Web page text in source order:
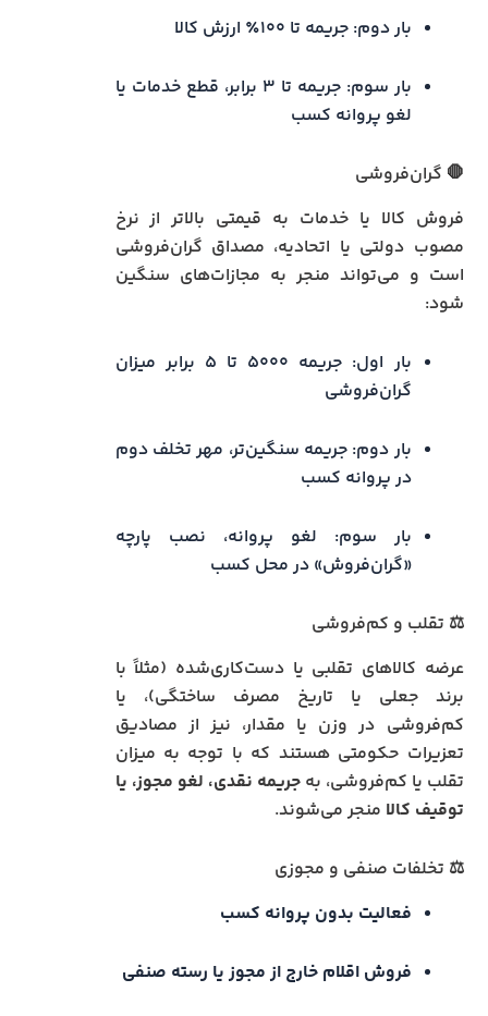
بار دوم: جریمه تا ۱۰۰٪ ارزش کالا
بار سوم: جریمه تا ۳ برابر، قطع خدمات یا
لغو پروانه کسب
🛑 گران‌فروشی
فروش کالا یا خدمات به قیمتی بالاتر از نرخ
مصوب دولتی یا اتحادیه، مصداق گران‌فروشی
است و می‌تواند منجر به مجازات‌های سنگین
شود:
بار اول: جریمه ۵۰۰۰ تا ۵ برابر میزان
گران‌فروشی
بار دوم: جریمه سنگین‌تر، مهر تخلف دوم
در پروانه کسب
بار سوم: لغو پروانه، نصب پارچه
«گران‌فروش» در محل کسب
⚖️ تقلب و کم‌فروشی
عرضه کالاهای تقلبی یا دست‌کاری‌شده (مثلاً با
برند جعلی یا تاریخ مصرف ساختگی)، یا
کم‌فروشی در وزن یا مقدار، نیز از مصادیق
تعزیرات حکومتی هستند که با توجه به میزان
تقلب یا کم‌فروشی، بهجریمه نقدی، لغو مجوز، یا
توقیف کالا منجر می‌شوند.
⚖️ تخلفات صنفی و مجوزی
فعالیت بدون پروانه کسب
فروش اقلام خارج از مجوز یا رسته صنفی